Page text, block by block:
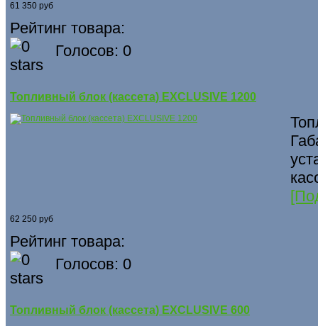
61 350 руб
Рейтинг товара:
Голосов: 0
Топливный блок (кассета) EXCLUSIVE 1200
62 250 руб
Рейтинг товара:
Голосов: 0
Топливный блок (кассета) EXCLUSIVE 600